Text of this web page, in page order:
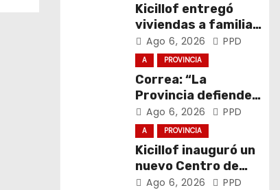
Kicillof entregó
viviendas a familias
de General La
Madrid
Ago 6, 2026 PPD
A PROVINCIA
Correa: “La
Provincia defiende
el trabajo y la
soberanía sobre
puertos y ríos”
Ago 6, 2026 PPD
A PROVINCIA
Kicillof inauguró un
nuevo Centro de
Atención Primaria
Ago 6, 2026 PPD